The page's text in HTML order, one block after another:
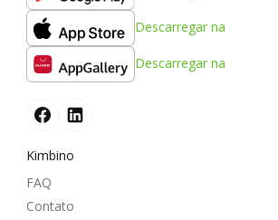
Descarregar na
Descarregar na
Kimbino
FAQ
Contato